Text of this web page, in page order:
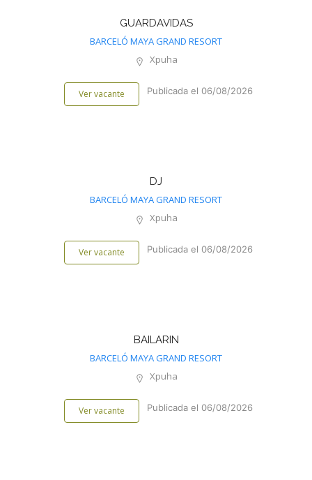
GUARDAVIDAS
BARCELÓ MAYA GRAND RESORT
Xpuha
Ver vacante Publicada el 06/08/2026
DJ
BARCELÓ MAYA GRAND RESORT
Xpuha
Ver vacante Publicada el 06/08/2026
BAILARIN
BARCELÓ MAYA GRAND RESORT
Xpuha
Ver vacante Publicada el 06/08/2026